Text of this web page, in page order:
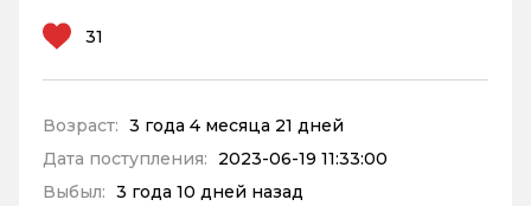
31
Возраст: 3 года 4 месяца 21 дней
Дата поступления:
2023-06-19 11:33:00
Выбыл: 3 года 10 дней назад